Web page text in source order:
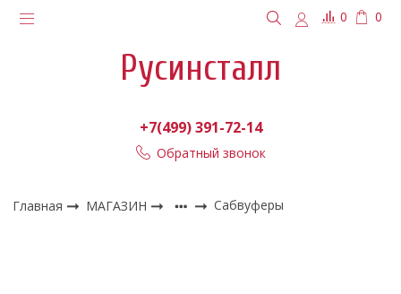
0 0
Русинсталл
+7(499) 391-72-14
Обратный звонок
Главная МАГАЗИН Сабвуферы